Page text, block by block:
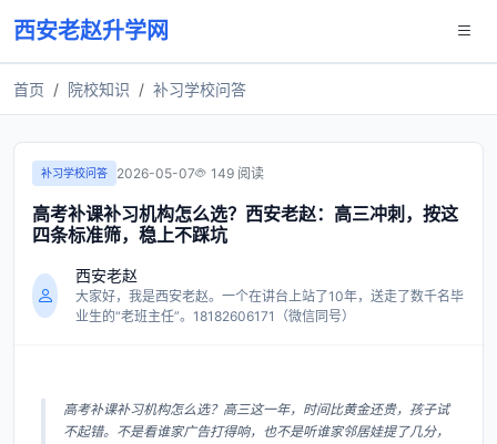
西安老赵升学网
首页 院校知识 补习学校问答
补习学校问答 2026-05-07 149 阅读
高考补课补习机构怎么选？西安老赵：高三冲刺，按这
四条标准筛，稳上不踩坑
西安老赵
大家好，我是西安老赵。一个在讲台上站了10年，送走了数千名毕
业生的“老班主任”。18182606171（微信同号）
高考补课补习机构怎么选？高三这一年，时间比黄金还贵，孩子试
不起错。不是看谁家广告打得响，也不是听谁家邻居娃提了几分，